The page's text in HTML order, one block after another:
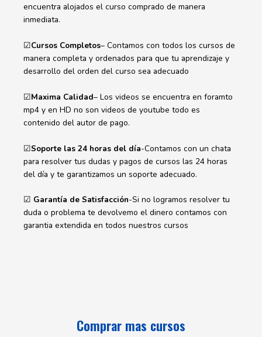
encuentra alojados el curso comprado de manera
inmediata.
☑Cursos Completos– Contamos con todos los cursos de
manera completa y ordenados para que tu aprendizaje y
desarrollo del orden del curso sea adecuado
☑Maxima Calidad– Los videos se encuentra en foramto
mp4 y en HD no son videos de youtube todo es
contenido del autor de pago.
☑Soporte las 24 horas del día-Contamos con un chata
para resolver tus dudas y pagos de cursos las 24 horas
del día y te garantizamos un soporte adecuado.
☑ Garantía de Satisfacción-Si no logramos resolver tu
duda o problema te devolvemo el dinero contamos con
garantia extendida en todos nuestros cursos
Comprar mas cursos